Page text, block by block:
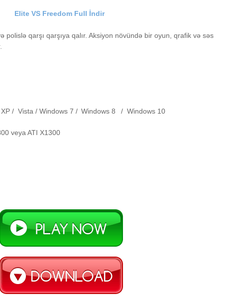
Elite VS Freedom Full İndir
polislə qarşı qarşıya qalır. Aksiyon növündə bir oyun, qrafik və səs
/ Vista / Windows 7 / Windows 8 / Windows 10
veya ATI X1300